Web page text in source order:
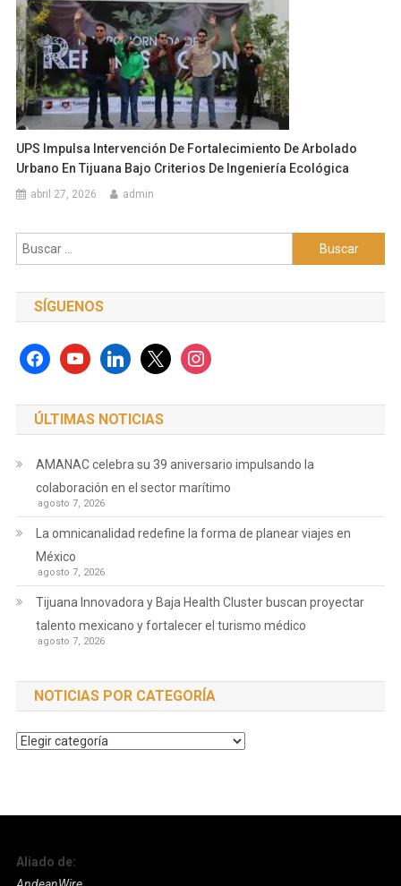
UPS Impulsa Intervención De Fortalecimiento De Arbolado
Urbano En Tijuana Bajo Criterios De Ingeniería Ecológica
abril 27, 2026 admin
Buscar:
SÍGUENOS
facebookyoutubelinkedinx instagram
ÚLTIMAS NOTICIAS
AMANAC celebra su 39 aniversario impulsando la
colaboración en el sector marítimo
agosto 7, 2026
La omnicanalidad redefine la forma de planear viajes en
México
agosto 7, 2026
Tijuana Innovadora y Baja Health Cluster buscan proyectar
talento mexicano y fortalecer el turismo médico
agosto 7, 2026
NOTICIAS POR CATEGORÍA
Noticias
Aliado de: